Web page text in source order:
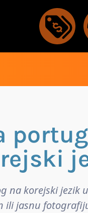
na korejski jezik
ili jasnu